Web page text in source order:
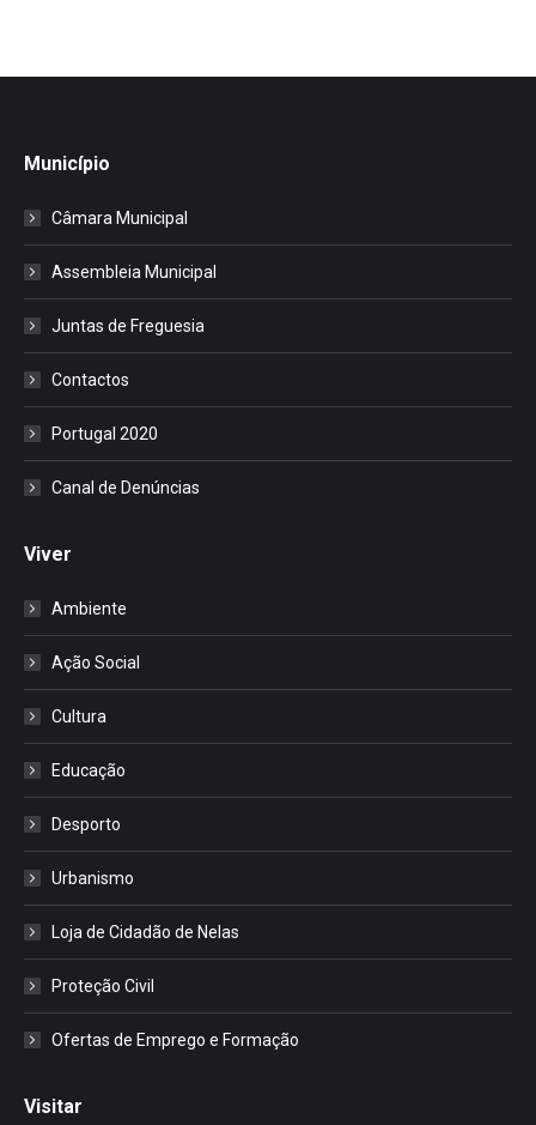
Município
Câmara Municipal
Assembleia Municipal
Juntas de Freguesia
Contactos
Portugal 2020
Canal de Denúncias
Viver
Ambiente
Ação Social
Cultura
Educação
Desporto
Urbanismo
Loja de Cidadão de Nelas
Proteção Civil
Ofertas de Emprego e Formação
Visitar